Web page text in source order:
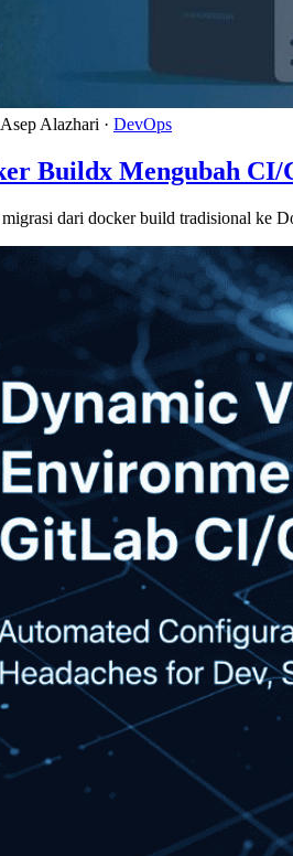
Asep Alazhari · DevOps
Buildx Mengubah CI/
dari docker build tradisional ke